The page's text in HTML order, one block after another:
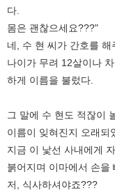
다.
몸은 괜찮으세요???"
네, 수 현 씨가 간호를 해
나이가 무려 12살이나
하게 이름을 불렀다.
그 말에 수 현도 적잖이
이름이 잊혀진지 오래되
지금 이 낯선 사내에게
붉어지며 이마에서 손을
저, 식사하셔야죠???